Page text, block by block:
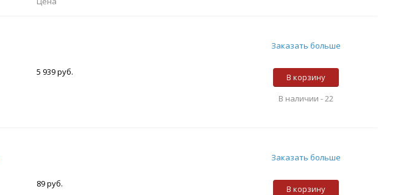
5 939 руб.
Заказать больше
В корзину
В наличии -22
89 руб.
Заказать больше
В корзину